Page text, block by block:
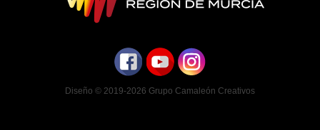
Diseño © 2019-2026 Grupo Camaleón Creativos